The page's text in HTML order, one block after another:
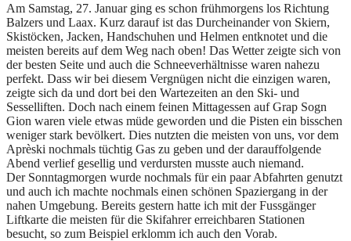
Am Samstag, 27. Januar ging es schon frühmorgens los Richtung
Balzers und Laax. Kurz darauf ist das Durcheinander von Skiern,
Skistöcken, Jacken, Handschuhen und Helmen entknotet und die
meisten bereits auf dem Weg nach oben! Das Wetter zeigte sich von
der besten Seite und auch die Schneeverhältnisse waren nahezu
perfekt. Dass wir bei diesem Vergnügen nicht die einzigen waren,
zeigte sich da und dort bei den Wartezeiten an den Ski- und
Sesselliften. Doch nach einem feinen Mittagessen auf Grap Sogn
Gion waren viele etwas müde geworden und die Pisten ein bisschen
weniger stark bevölkert. Dies nutzten die meisten von uns, vor dem
Aprèski nochmals tüchtig Gas zu geben und der darauffolgende
Abend verlief gesellig und verdursten musste auch niemand.
Der Sonntagmorgen wurde nochmals für ein paar Abfahrten genutzt
und auch ich machte nochmals einen schönen Spaziergang in der
nahen Umgebung. Bereits gestern hatte ich mit der Fussgänger
Liftkarte die meisten für die Skifahrer erreichbaren Stationen
besucht, so zum Beispiel erklomm ich auch den Vorab.